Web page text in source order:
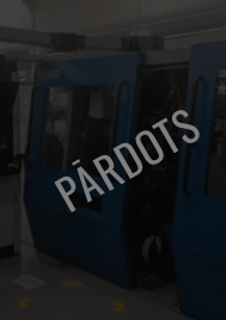
PĀRDOTS